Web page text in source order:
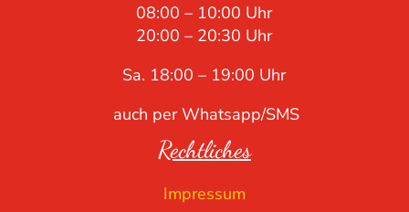
08:00 – 10:00 Uhr
20:00 – 20:30 Uhr
Sa. 18:00 – 19:00 Uhr
auch per Whatsapp/SMS
Rechtliches
Impressum